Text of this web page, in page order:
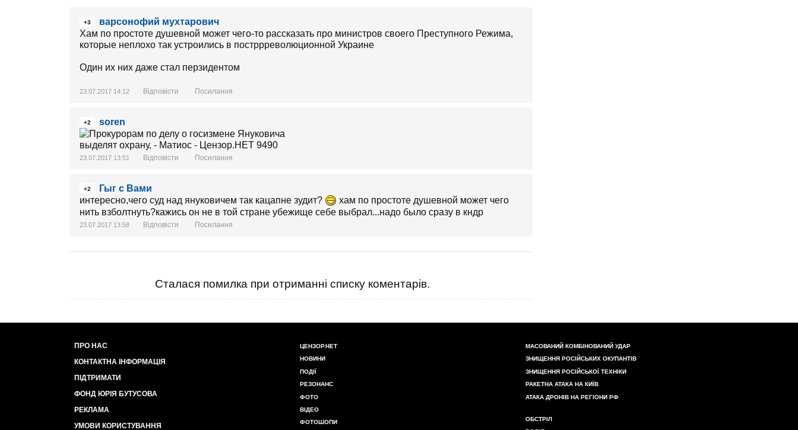
+3
варсонофий мухтарович
Хам по простоте душевной может чего-то рассказать про министров своего Преступного Режима,
которые неплохо так устроились в постррреволюционной Украине
Один их них даже стал перзидентом
23.07.2017 14:12 Відповісти Посилання
+2 soren
23.07.2017 13:51 Відповісти Посилання
+2
Гыг с Вами
интересно,чего суд над януковичем так кацапне зудит?
хам по простоте душевной может чего
нить взболтнуть?кажись он не в той стране убежище себе выбрал...надо было сразу в кндр
23.07.2017 13:58 Відповісти Посилання
Сталася помилка при отриманні списку коментарів.
ПРО НАС
КОНТАКТНА ІНФОРМАЦІЯ
ПІДТРИМАТИ
ФОНД ЮРІЯ БУТУСОВА
РЕКЛАМА
УМОВИ КОРИСТУВАННЯ
ЦЕНЗОР.НЕТ
НОВИНИ
ПОДІЇ
РЕЗОНАНС
ФОТО
ВІДЕО
ФОТОШОПИ
МАСОВАНИЙ КОМБІНОВАНИЙ УДАР
ЗНИЩЕННЯ РОСІЙСЬКИХ ОКУПАНТІВ
ЗНИЩЕННЯ РОСІЙСЬКОЇ ТЕХНІКИ
РАКЕТНА АТАКА НА КИЇВ
АТАКА ДРОНІВ НА РЕГІОНИ РФ
ОБСТРІЛ